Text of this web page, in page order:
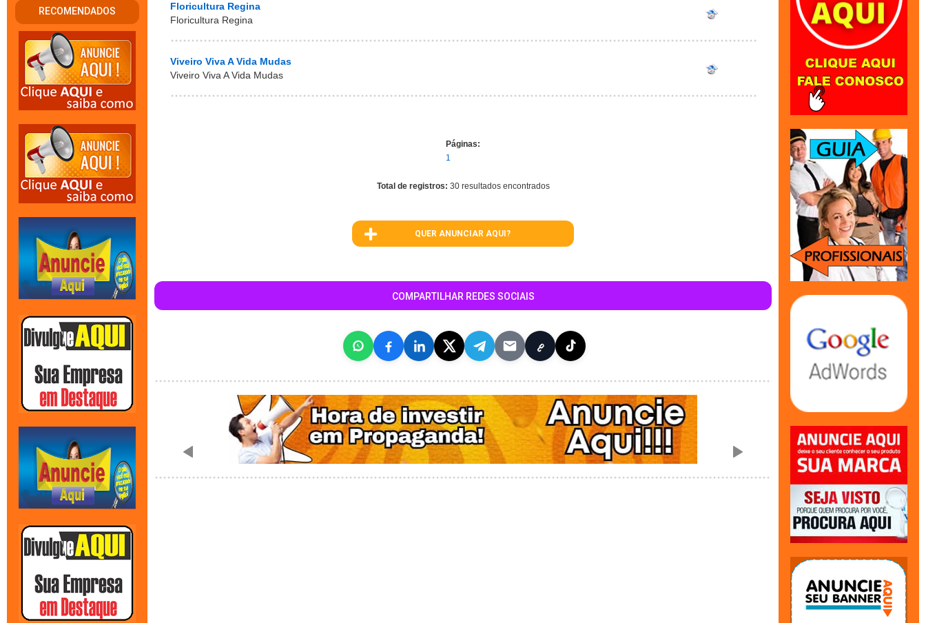
RECOMENDADOS
Floricultura Regina
Floricultura Regina
Viveiro Viva A Vida Mudas
Viveiro Viva A Vida Mudas
Páginas:
1
Total de registros: 30 resultados encontrados
QUER ANUNCIAR AQUI?
COMPARTILHAR REDES SOCIAIS